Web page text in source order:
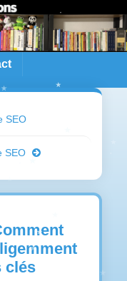
SEO
SEO
clés